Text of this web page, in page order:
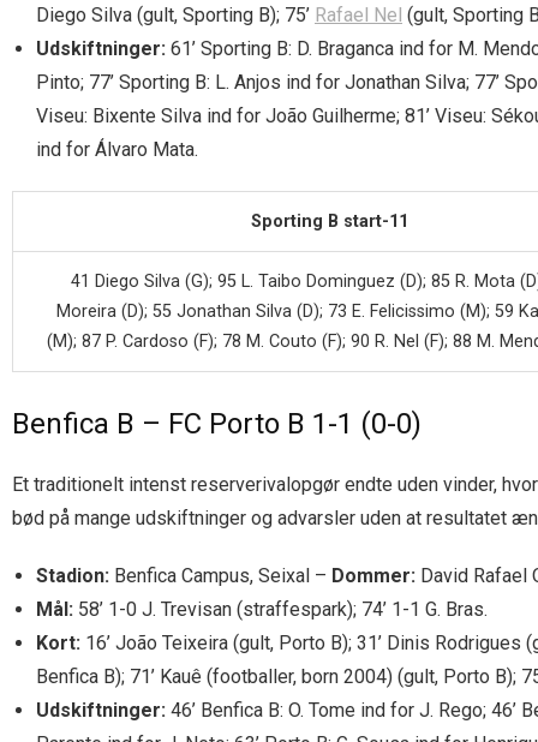
Diego Silva (gult, Sporting B); 75’ Rafael Nel (gult, Sporting
Udskiftninger: 61’ Sporting B: D. Braganca ind for M.
Pinto; 77’ Sporting B: L. Anjos ind for Jonathan Silva; 77’
Viseu: Bixente Silva ind for João Guilherme; 81’ Viseu:
ind for Álvaro Mata.
Sporting B start-11
41 Diego Silva (G); 95 L. Taibo Dominguez (D); 85 R. Mota
Moreira (D); 55 Jonathan Silva (D); 73 E. Felicissimo (M); 59
(M); 87 P. Cardoso (F); 78 M. Couto (F); 90 R. Nel (F); 88 M.
Benfica B – FC Porto B 1-1 (0-0)
Et traditionelt intenst reserverivalopgør endte uden vinder,
bød på mange udskiftninger og advarsler uden at resultatet
Stadion: Benfica Campus, Seixal – Dommer: David Rafael
Mål: 58’ 1-0 J. Trevisan (straffespark); 74’ 1-1 G. Bras.
Kort: 16’ João Teixeira (gult, Porto B); 31’ Dinis Rodrigues
Benfica B); 71’ Kauê (footballer, born 2004) (gult, Porto B);
Udskiftninger: 46’ Benfica B: O. Tome ind for J. Rego; 46’